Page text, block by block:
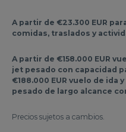
A partir de €23.300 EUR
comidas, traslados y
A partir de €158.000 EUR
jet pesado con capacidad
€188.000 EUR vuelo de ida
pesado de largo alcance
Precios sujetos a cambios.